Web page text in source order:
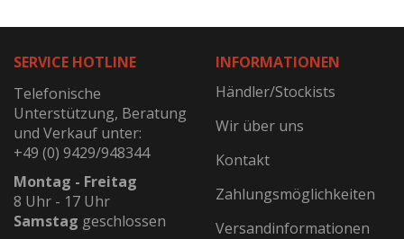
SERVICE HOTLINE
Telefonische
Unterstützung, Beratung
und Verkauf unter:
+49 (0) 9429/948344
Montag - Freitag
8 Uhr - 17 Uhr
Samstag geschlossen
INFORMATIONEN
Händler/Stockists
Wir über uns
Kontakt
Zahlungsmöglichkeiten
Versandinformationen